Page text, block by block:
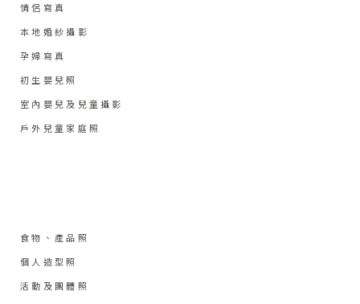
情侶寫真
本地婚紗攝影
孕婦寫真
初生嬰兒照
室內嬰兒及兒童攝影
戶外兒童家庭照
食物、產品照
個人造型照
活動及團體照